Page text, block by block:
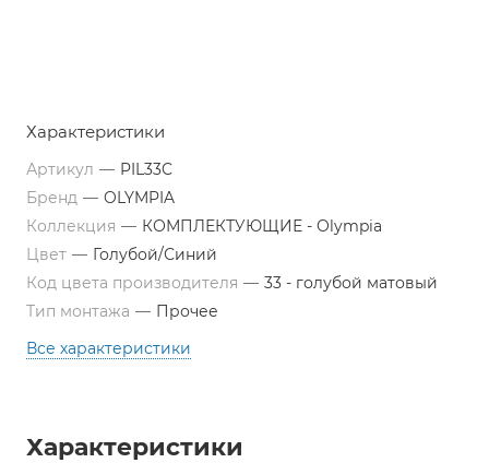
Характеристики
Артикул — PIL33C
Бренд — OLYMPIA
Коллекция — КОМПЛЕКТУЮЩИЕ - Olympia
Цвет — Голубой/Синий
Код цвета производителя — 33 - голубой матовый
Тип монтажа — Прочее
Все характеристики
Характеристики